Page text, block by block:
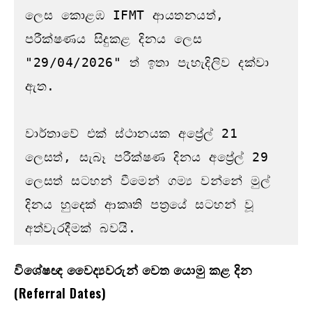
ලෙස කොළඹ IFMT ආයතනයත්,
පරීක්ෂණය සිදුකළ දිනය ලෙස
"29/04/2026" ත් ඉතා පැහැදිලිව දක්වා
ඇත.
වාර්තාවේ එක් ස්ථානයක අප්‍රේල් 21
ලෙසත්, සැබෑ පරීක්ෂණ දිනය අප්‍රේල් 29
ලෙසත් සටහන් වීමෙන් ගම්‍ය වන්නේ මුල්
දිනය හුදෙක් ආකෘති පත්‍රයේ සටහන් වූ
අත්වැරදීමක් බවයි.
විශේෂඥ වෛද්‍යවරුන් වෙත යොමු කළ දින
(Referral Dates)